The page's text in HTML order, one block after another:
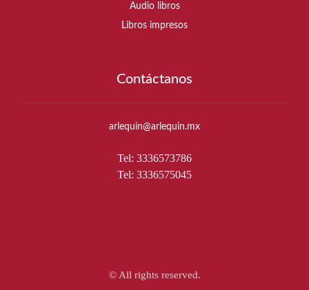
Audio libros
Libros impresos
Contáctanos
arlequin@arlequin.mx
Tel: 3336573786
Tel: 3336575045
© All rights reserved.